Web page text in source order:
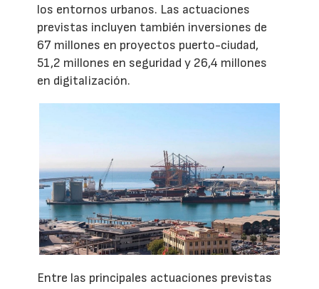
los entornos urbanos. Las actuaciones
previstas incluyen también inversiones de
67 millones en proyectos puerto-ciudad,
51,2 millones en seguridad y 26,4 millones
en digitalización.
Entre las principales actuaciones previstas